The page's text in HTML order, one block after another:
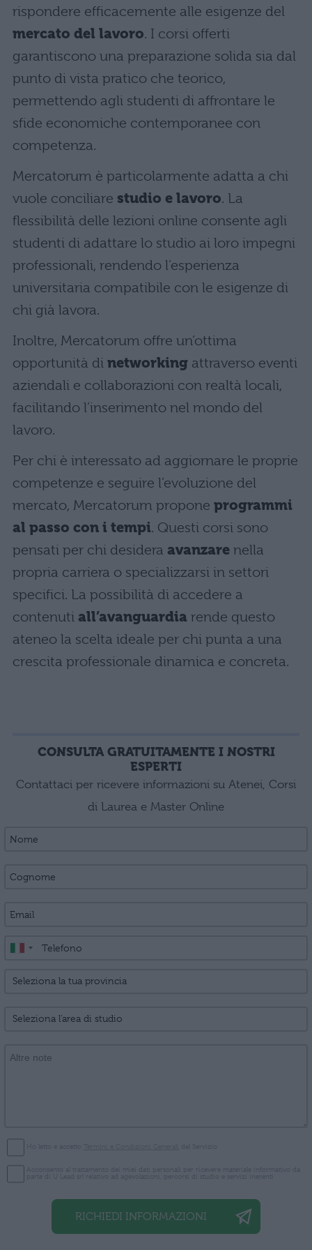
rispondere efficacemente alle esigenze del
mercato del lavoro. I corsi offerti
garantiscono una preparazione solida sia dal
punto di vista pratico che teorico,
permettendo agli studenti di affrontare le
sfide economiche contemporanee con
competenza.
Mercatorum è particolarmente adatta a chi
vuole conciliare studio e lavoro. La
flessibilità delle lezioni online consente agli
studenti di adattare lo studio ai loro impegni
professionali, rendendo l’esperienza
universitaria compatibile con le esigenze di
chi già lavora.
Inoltre, Mercatorum offre un’ottima
opportunità di networking attraverso eventi
aziendali e collaborazioni con realtà locali,
facilitando l’inserimento nel mondo del
lavoro.
Per chi è interessato ad aggiornare le proprie
competenze e seguire l’evoluzione del
mercato, Mercatorum propone programmi
al passo con i tempi. Questi corsi sono
pensati per chi desidera avanzare nella
propria carriera o specializzarsi in settori
specifici. La possibilità di accedere a
contenuti all’avanguardia rende questo
ateneo la scelta ideale per chi punta a una
crescita professionale dinamica e concreta.
CONSULTA GRATUITAMENTE I NOSTRI
ESPERTI
Contattaci per ricevere informazioni su Atenei, Corsi
di Laurea e Master Online
Ho letto e accetto del Servizio
Acconsento al trattamento dei miei dati personali per ricevere materiale informativo da
parte di U Lead srl relativo ad agevolazioni, percorsi di studio e servizi inerenti